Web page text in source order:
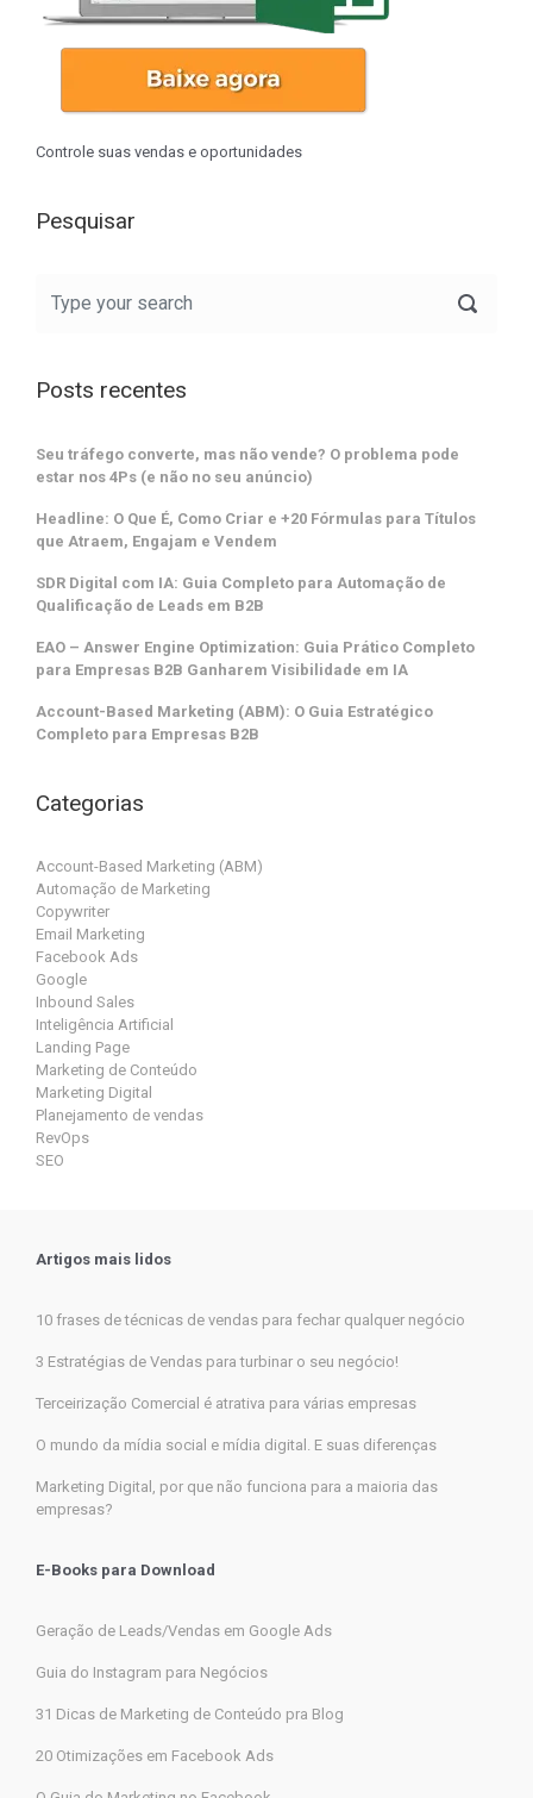
Controle suas vendas e oportunidades
Pesquisar
Posts recentes
Seu tráfego converte, mas não vende? O problema pode
estar nos 4Ps (e não no seu anúncio)
Headline: O Que É, Como Criar e +20 Fórmulas para Títulos
que Atraem, Engajam e Vendem
SDR Digital com IA: Guia Completo para Automação de
Qualificação de Leads em B2B
EAO – Answer Engine Optimization: Guia Prático Completo
para Empresas B2B Ganharem Visibilidade em IA
Account-Based Marketing (ABM): O Guia Estratégico
Completo para Empresas B2B
Categorias
Account-Based Marketing (ABM)
Automação de Marketing
Copywriter
Email Marketing
Facebook Ads
Google
Inbound Sales
Inteligência Artificial
Landing Page
Marketing de Conteúdo
Marketing Digital
Planejamento de vendas
RevOps
SEO
Artigos mais lidos
10 frases de técnicas de vendas para fechar qualquer negócio
3 Estratégias de Vendas para turbinar o seu negócio!
Terceirização Comercial é atrativa para várias empresas
O mundo da mídia social e mídia digital. E suas diferenças
Marketing Digital, por que não funciona para a maioria das
empresas?
E-Books para Download
Geração de Leads/Vendas em Google Ads
Guia do Instagram para Negócios
31 Dicas de Marketing de Conteúdo pra Blog
20 Otimizações em Facebook Ads